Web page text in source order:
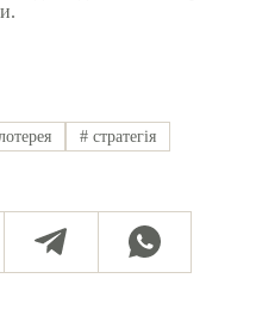
лотерея # стратегія